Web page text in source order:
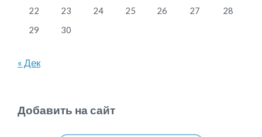
22
23 24 25 26 27
28
29
30
« Дек
Добавить на сайт